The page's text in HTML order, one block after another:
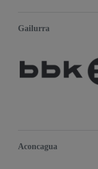
Gailurra
Aconcagua